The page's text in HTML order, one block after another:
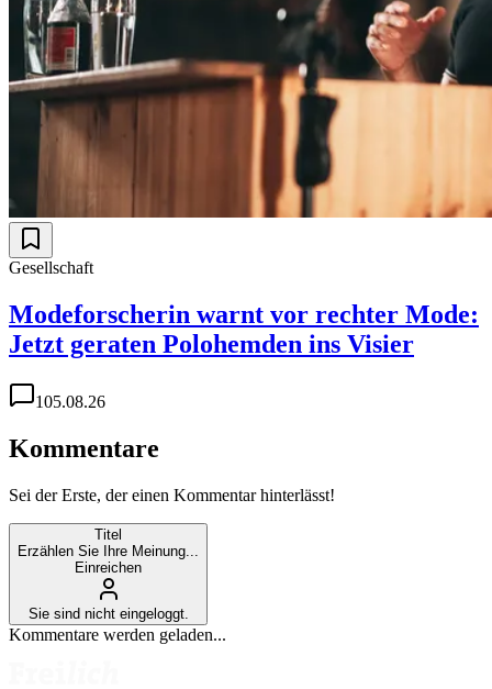
Gesellschaft
Modeforscherin warnt vor rechter Mode:
Jetzt geraten Polohemden ins Visier
105.08.26
Kommentare
Sei der Erste, der einen Kommentar hinterlässt!
Titel
Erzählen Sie Ihre Meinung...
Einreichen
Sie sind nicht eingeloggt.
Kommentare werden geladen...